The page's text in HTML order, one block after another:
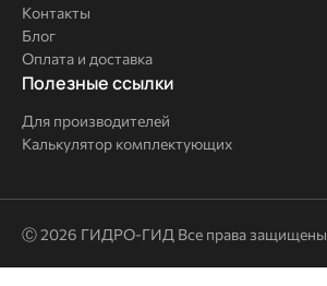
Контакты
Блог
Оплата и доставка
Полезные
Полезные ссылки
Для производителей
Калькулятор комплектующих
Ⓒ 2026 ГИДРО-ГИД Все права защищены